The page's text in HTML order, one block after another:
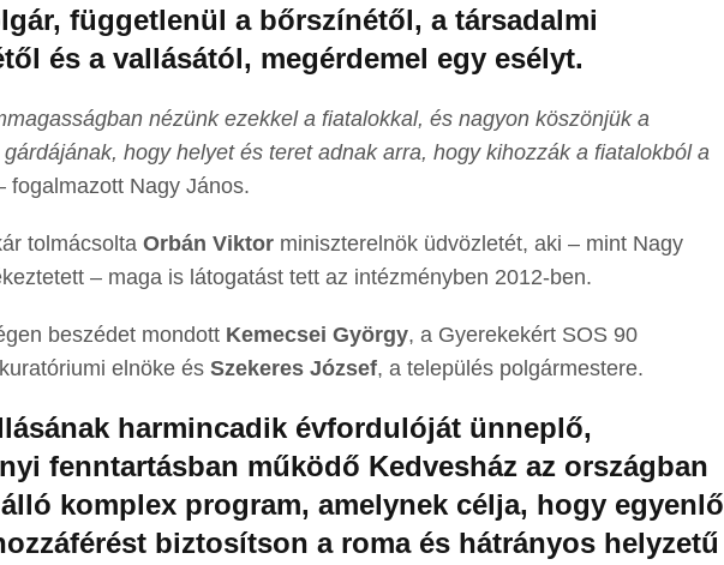
függetlenül a bőrszínétől, a társadalmi
és a vallásától, megérdemel egy esélyt.
nézünk ezekkel a fiatalokkal, és nagyon köszönjük a
hogy helyet és teret adnak arra, hogy kihozzák a fiatalokból a
fogalmazott Nagy János.
tolmácsolta Orbán Viktor miniszterelnök üdvözletét, aki – mint Nagy
– maga is látogatást tett az intézményben 2012-ben.
beszédet mondott Kemecsei György, a Gyerekekért SOS 90
elnöke és Szekeres József, a település polgármestere.
harmincadik évfordulóját ünneplő,
fenntartásban működő Kedvesház az országban
komplex program, amelynek célja, hogy egyenlő
biztosítson a roma és hátrányos helyzetű